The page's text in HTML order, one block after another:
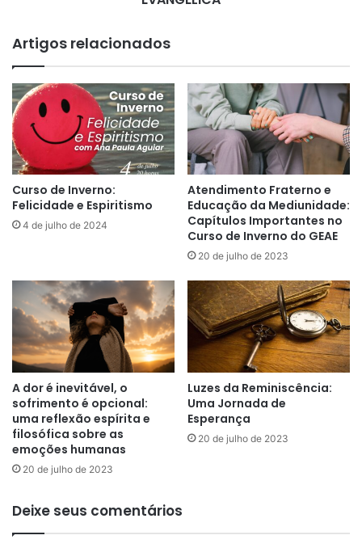
S
E
R
E
F
O
R
M
Í
A
E
Ç
Ã
O
:
E
S
T
U
D
O
C
I
A
E
V
A
N
G
É
I
A
Artigos relacionados
Curso de Inverno:
Felicidade e Espiritismo
4 de julho de 2024
Atendimento Fraterno e
Educação da Mediunidade:
Capítulos Importantes no
Curso de Inverno do GEAE
20 de julho de 2023
A dor é inevitável, o
sofrimento é opcional:
uma reflexão espírita e
filosófica sobre as
emoções humanas
20 de julho de 2023
Luzes da Reminiscência:
Uma Jornada de
Esperança
20 de julho de 2023
Deixe seus comentários